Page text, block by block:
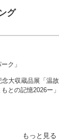
グ
ク」
大収蔵品展「温故
との記憶2026ー」
もっと見る